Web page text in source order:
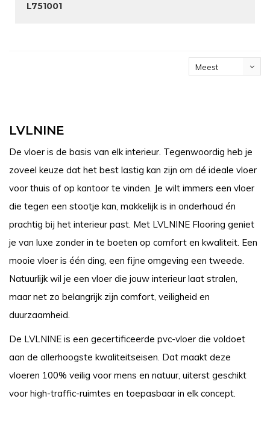
L751001
Meest
LVLNINE
De vloer is de basis van elk interieur. Tegenwoordig heb je
zoveel keuze dat het best lastig kan zijn om dé ideale vloer
voor thuis of op kantoor te vinden. Je wilt immers een vloer
die tegen een stootje kan, makkelijk is in onderhoud én
prachtig bij het interieur past. Met LVLNINE Flooring geniet
je van luxe zonder in te boeten op comfort en kwaliteit. Een
mooie vloer is één ding, een fijne omgeving een tweede.
Natuurlijk wil je een vloer die jouw interieur laat stralen,
maar net zo belangrijk zijn comfort, veiligheid en
duurzaamheid.
De LVLNINE is een gecertificeerde pvc-vloer die voldoet
aan de allerhoogste kwaliteitseisen. Dat maakt deze
vloeren 100% veilig voor mens en natuur, uiterst geschikt
voor high-traffic-ruimtes en toepasbaar in elk concept.